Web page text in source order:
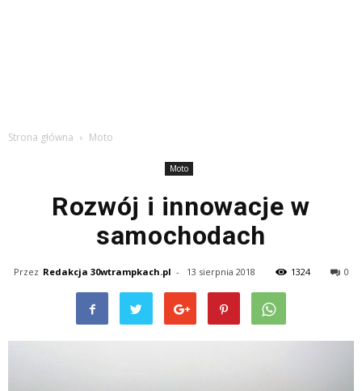
Strona główna Moto
Moto
Rozwój i innowacje w
samochodach
Przez Redakcja 30wtrampkach.pl - 13 sierpnia 2018 1324 0